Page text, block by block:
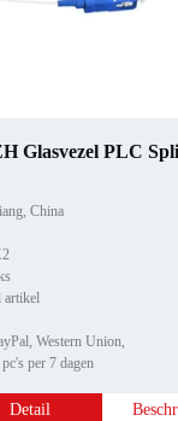
Glasvezel PLC
China
artikel
Western Union,
per 7 dagen
Detail